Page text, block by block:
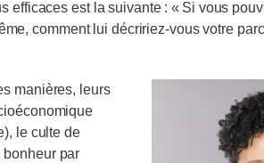
efficaces est la suivante : « Si vous
comment lui décririez‑vous votre
manières, leurs
le culte de
bonheur par